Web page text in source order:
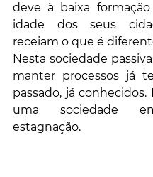
deve à baixa
idade dos seus
receiam o que é
Nesta sociedade
manter processos já
passado, já conhecidos.
uma sociedade
estagnação.